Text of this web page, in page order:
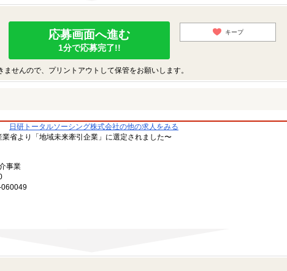
応募画面へ進む
1分で応募完了!!
キープ
せんので、プリントアウトして保管をお願いします。
日研トータルソーシング株式会社の他の求人をみる
省より「地域未来牽引企業」に選定されました〜
事業